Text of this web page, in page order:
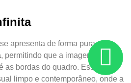
apresenta de forma pura e
, permitindo que a imagem se
as bordas do quadro. Esse
limpo e contemporâneo, onde a